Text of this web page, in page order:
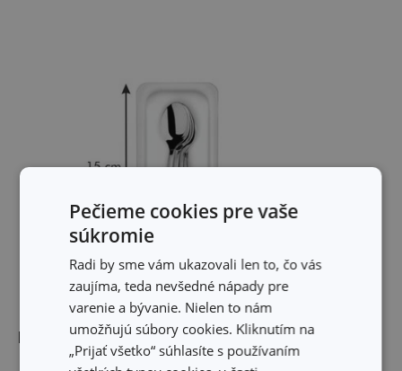
Rozmery
Pečieme cookies pre vaše
súkromie
Radi by sme vám ukazovali len to, čo vás
zaujíma, teda nevšedné nápady pre
varenie a bývanie. Nielen to nám
umožňujú súbory cookies. Kliknutím na
„Prijať všetko“ súhlasíte s používaním